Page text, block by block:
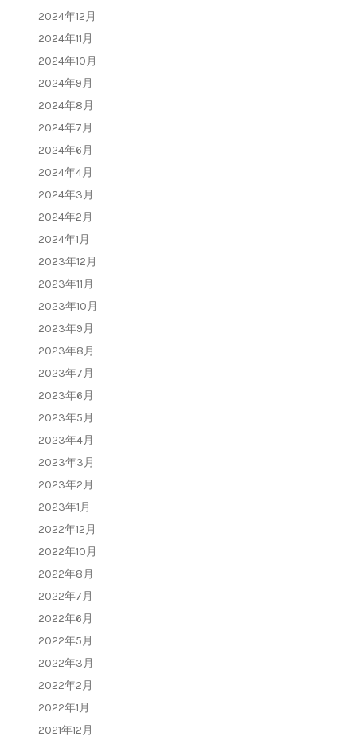
2024年12月
2024年11月
2024年10月
2024年9月
2024年8月
2024年7月
2024年6月
2024年4月
2024年3月
2024年2月
2024年1月
2023年12月
2023年11月
2023年10月
2023年9月
2023年8月
2023年7月
2023年6月
2023年5月
2023年4月
2023年3月
2023年2月
2023年1月
2022年12月
2022年10月
2022年8月
2022年7月
2022年6月
2022年5月
2022年3月
2022年2月
2022年1月
2021年12月